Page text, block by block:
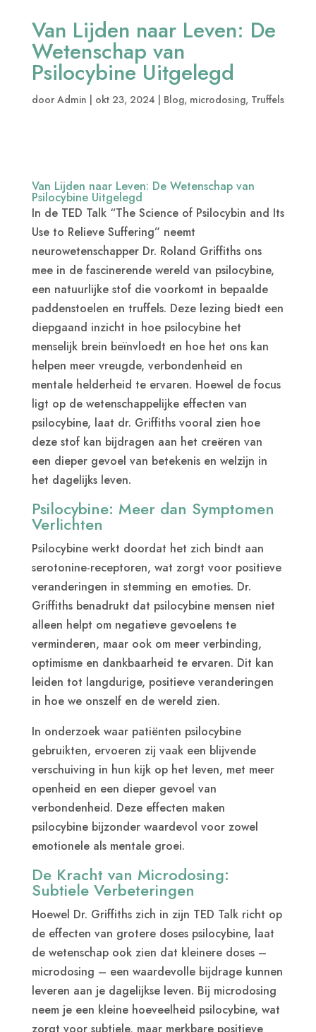
Van Lijden naar Leven: De
Wetenschap van
Psilocybine Uitgelegd
door Admin okt 23, 2024 Blog, microdosing, Truffels
Van Lijden naar Leven: De Wetenschap van
Psilocybine Uitgelegd
In de TED Talk “The Science of Psilocybin and Its
Use to Relieve Suffering” neemt
neurowetenschapper Dr. Roland Griffiths ons
mee in de fascinerende wereld van psilocybine,
een natuurlijke stof die voorkomt in bepaalde
paddenstoelen en truffels. Deze lezing biedt een
diepgaand inzicht in hoe psilocybine het
menselijk brein beïnvloedt en hoe het ons kan
helpen meer vreugde, verbondenheid en
mentale helderheid te ervaren. Hoewel de focus
ligt op de wetenschappelijke effecten van
psilocybine, laat dr. Griffiths vooral zien hoe
deze stof kan bijdragen aan het creëren van
een dieper gevoel van betekenis en welzijn in
het dagelijks leven.
Psilocybine: Meer dan Symptomen
Verlichten
Psilocybine werkt doordat het zich bindt aan
serotonine-receptoren, wat zorgt voor positieve
veranderingen in stemming en emoties. Dr.
Griffiths benadrukt dat psilocybine mensen niet
alleen helpt om negatieve gevoelens te
verminderen, maar ook om meer verbinding,
optimisme en dankbaarheid te ervaren. Dit kan
leiden tot langdurige, positieve veranderingen
in hoe we onszelf en de wereld zien.
In onderzoek waar patiënten psilocybine
gebruikten, ervoeren zij vaak een blijvende
verschuiving in hun kijk op het leven, met meer
openheid en een dieper gevoel van
verbondenheid. Deze effecten maken
psilocybine bijzonder waardevol voor zowel
emotionele als mentale groei.
De Kracht van Microdosing:
Subtiele Verbeteringen
Hoewel Dr. Griffiths zich in zijn TED Talk richt op
de effecten van grotere doses psilocybine, laat
de wetenschap ook zien dat kleinere doses –
microdosing – een waardevolle bijdrage kunnen
leveren aan je dagelijkse leven. Bij microdosing
neem je een kleine hoeveelheid psilocybine, wat